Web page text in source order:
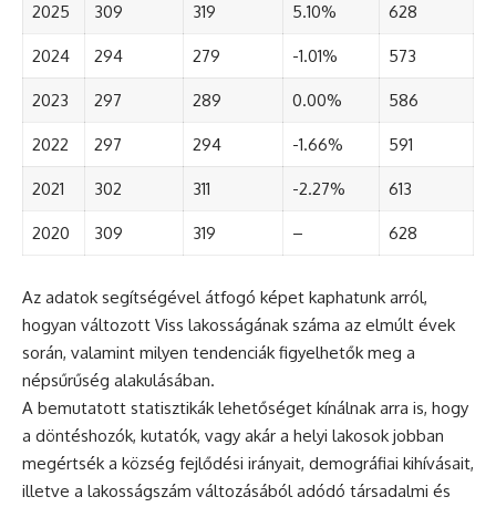
2025 309 319 5.10% 628
2024 294 279 -1.01% 573
2023 297 289 0.00% 586
2022 297 294 -1.66% 591
2021 302 311 -2.27% 613
2020 309 319 – 628
Az adatok segítségével átfogó képet kaphatunk arról,
hogyan változott Viss lakosságának száma az elmúlt évek
során, valamint milyen tendenciák figyelhetők meg a
népsűrűség alakulásában.
A bemutatott statisztikák lehetőséget kínálnak arra is, hogy
a döntéshozók, kutatók, vagy akár a helyi lakosok jobban
megértsék a község fejlődési irányait, demográfiai kihívásait,
illetve a lakosságszám változásából adódó társadalmi és